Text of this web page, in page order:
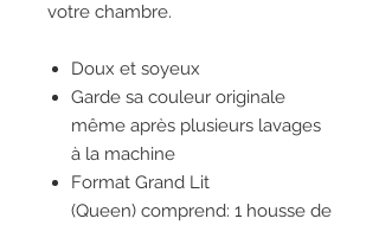
votre chambre.
Doux et soyeux
Garde sa couleur originale
même après plusieurs lavages
à la machine
Format Grand Lit
(Queen) comprend: 1 housse de